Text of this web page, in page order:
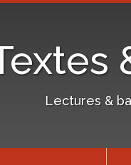
Lectures &